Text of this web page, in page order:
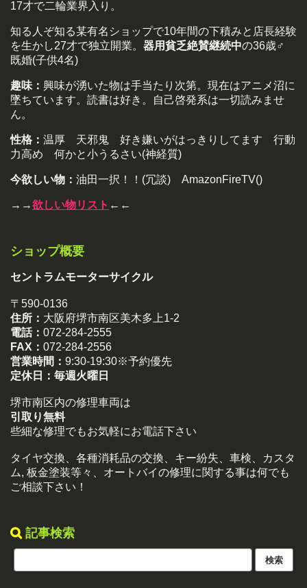
17才で二輪業界入り。
知る人ぞ知る某有名ショップで10年間の下積みと店長経験
を生かし27才で独立開業。 器用貧乏絶賛継続中の36歳♂
既婚(子供4名)
趣味： 興味が湧いた物は手当たり次第。現在はアニメ沼に
墜ちています。読書は好き。自己啓発系は一切読みませ
ん。
性格： 温厚 天邪鬼 好き嫌いがはっきりしてます 行動
力高め 何かと小うるさい(神経質)
今欲しい物： 油田一択！！(冗談) AmazonFireTV()
→→欲しい物リスト ←←
ショップ概要
セントラムモーターサイクル
〒590-0136
住所： 大阪府堺市南区美木多上1-2
電話： 072-284-2555
FAX： 072-284-2556
営業時間： 9:30-19:30※予約優先
定休日： 毎週火曜日
堺市南区内の修理車両は
引取り無料
些細な修理でもお気軽にお電話下さい
タイヤ交換、各種消耗品の交換、キー紛失、車検、カスタ
ム, 板金塗装等々、オートバイの修理に関する事は何でも
ご相談下さい！
記事検索